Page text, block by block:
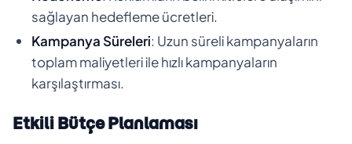
sağlayan hedefleme ücretleri.
Kampanya Süreleri: Uzun süreli kampanyaların
toplam maliyetleri ile hızlı kampanyaların
karşılaştırması.
Etkili Bütçe Planlaması